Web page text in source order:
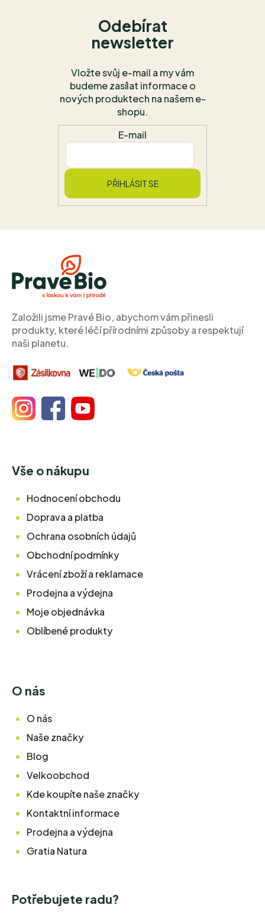
Odebírat
newsletter
Vložte svůj e-mail a my vám
budeme zasílat informace o
nových produktech na našem e-
shopu.
E-mail
PŘIHLÁSIT SE
Založili jsme Pravé Bio, abychom vám přinesli
produkty, které léčí přírodními způsoby a respektují
naši planetu.
Vše o nákupu
Hodnocení obchodu
Doprava a platba
Ochrana osobních údajů
Obchodní podmínky
Vrácení zboží a reklamace
Prodejna a výdejna
Moje objednávka
Oblíbené produkty
O nás
O nás
Naše značky
Blog
Velkoobchod
Kde koupíte naše značky
Kontaktní informace
Prodejna a výdejna
Gratia Natura
Potřebujete radu?